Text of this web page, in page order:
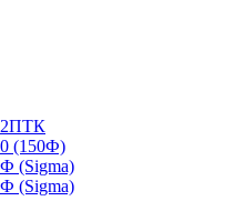
(150Ф)
(Sigma)
(Sigma)